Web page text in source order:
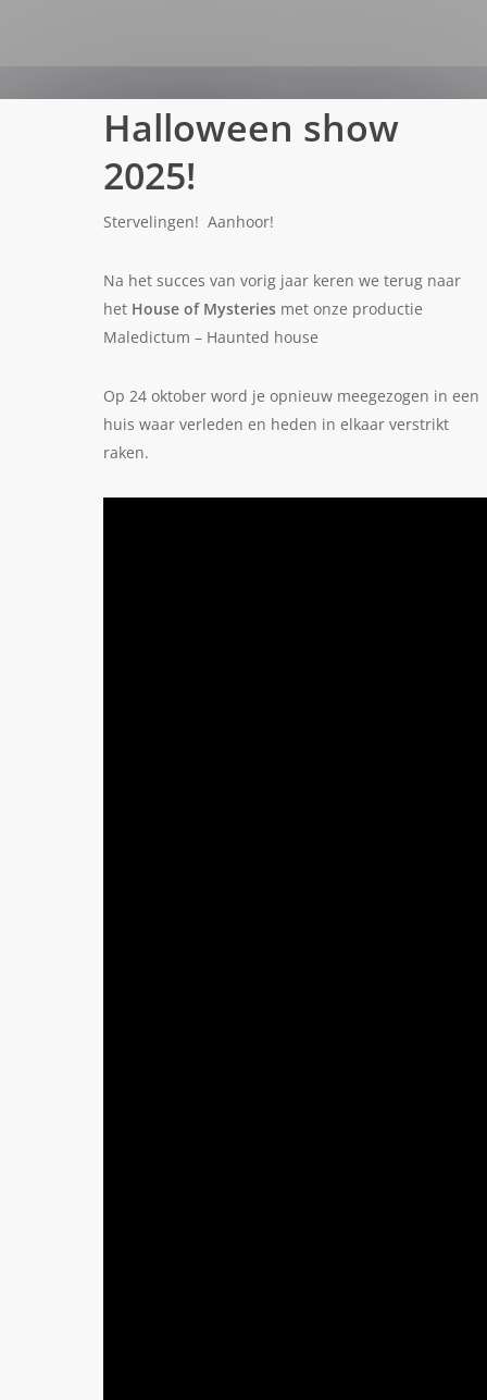
Halloween show
2025!
Stervelingen! Aanhoor!
Na het succes van vorig jaar keren we terug naar
het House of Mysteries met onze productie
Maledictum – Haunted house
Op 24 oktober word je opnieuw meegezogen in een
huis waar verleden en heden in elkaar verstrikt
raken.